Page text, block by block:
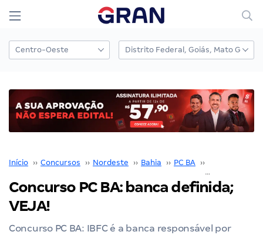
Início ›› Concursos ›› Nordeste ›› Bahia ›› PC BA ››
Concurso PC BA: banca definida;
VEJA!
Concurso PC BA: IBFC é a banca responsável por